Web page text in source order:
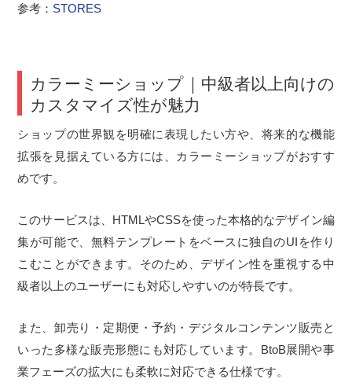
参考： STORES
カラーミーショップ｜中級者以上向けの
カスタマイズ性が魅力
ショップの世界観を明確に表現したい方や、将来的な機能
拡張を見据えている方には、カラーミーショップがおすす
めです。
このサービスは、HTMLやCSSを使った本格的なデザイン編
集が可能で、無料テンプレートをベースに独自のUIを作り
こむことができます。そのため、デザイン性を重視する中
級者以上のユーザーにも対応しやすいのが特長です。
また、卸売り・定期便・予約・デジタルコンテンツ販売と
いった多様な販売形態にも対応しています。BtoB展開や事
業フェーズの拡大にも柔軟に対応できる仕様です。